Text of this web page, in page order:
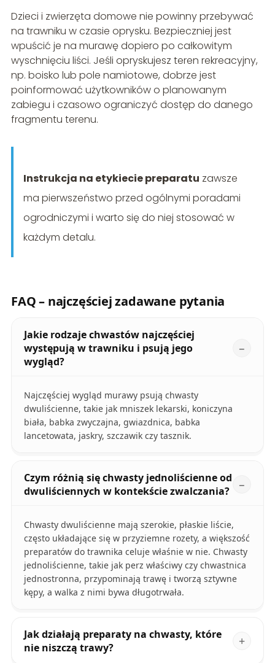
Dzieci i zwierzęta domowe nie powinny przebywać
na trawniku w czasie oprysku. Bezpieczniej jest
wpuścić je na murawę dopiero po całkowitym
wyschnięciu liści. Jeśli opryskujesz teren rekreacyjny,
np. boisko lub pole namiotowe, dobrze jest
poinformować użytkowników o planowanym
zabiegu i czasowo ograniczyć dostęp do danego
fragmentu terenu.
Instrukcja na etykiecie preparatu zawsze
ma pierwszeństwo przed ogólnymi poradami
ogrodniczymi i warto się do niej stosować w
każdym detalu.
FAQ – najczęściej zadawane pytania
Jakie rodzaje chwastów najczęściej
występują w trawniku i psują jego
wygląd?
Najczęściej wygląd murawy psują chwasty
dwuliścienne, takie jak mniszek lekarski, koniczyna
biała, babka zwyczajna, gwiazdnica, babka
lancetowata, jaskry, szczawik czy tasznik.
Czym różnią się chwasty jednoliścienne od
dwuliściennych w kontekście zwalczania?
Chwasty dwuliścienne mają szerokie, płaskie liście,
często układające się w przyziemne rozety, a większość
preparatów do trawnika celuje właśnie w nie. Chwasty
jednoliścienne, takie jak perz właściwy czy chwastnica
jednostronna, przypominają trawę i tworzą sztywne
kępy, a walka z nimi bywa długotrwała.
Jak działają preparaty na chwasty, które
nie niszczą trawy?